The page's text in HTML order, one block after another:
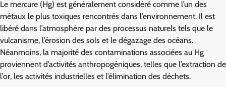
Le mercure (Hg) est généralement considéré comme l’un des
métaux le plus toxiques rencontrés dans l’environnement. Il est
libéré dans l’atmosphère par des processus naturels tels que le
vulcanisme, l’érosion des sols et le dégazage des océans.
Néanmoins, la majorité des contaminations associées au Hg
proviennent d’activités anthropogéniques, telles que l’extraction de
l’or, les activités industrielles et l’élimination des déchets.